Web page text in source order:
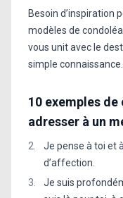
Besoin d’inspiration
modèles de
vous unit avec le
simple connaissance.
10 exemples
adresser à un
Je pense à toi et
d’affection.
Je suis